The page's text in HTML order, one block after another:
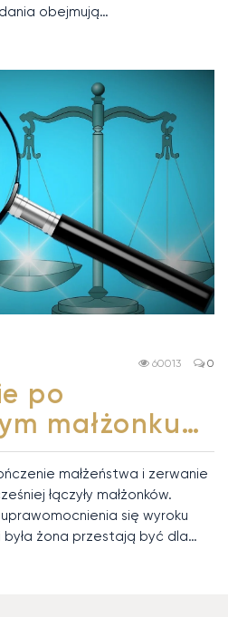
obejmują…
0
60013
po
małżonku…
małżeństwa i zerwanie
łączyły małżonków.
się wyroku
żona przestają być dla…